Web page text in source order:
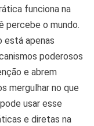
funciona na
percebe o mundo.
está apenas
poderosos
e abrem
mergulhar no que
usar esse
e diretas na